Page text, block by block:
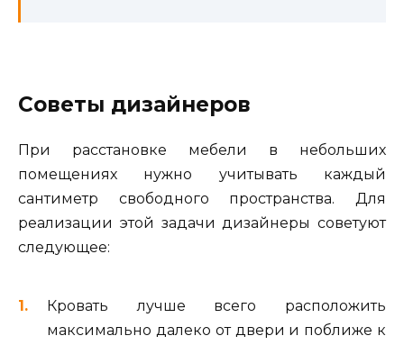
Советы дизайнеров
При расстановке мебели в небольших
помещениях нужно учитывать каждый
сантиметр свободного пространства. Для
реализации этой задачи дизайнеры советуют
следующее:
Кровать лучше всего расположить
максимально далеко от двери и поближе к